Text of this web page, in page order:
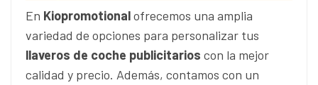
En Kiopromotionalofrecemos una amplia
variedad de opciones para personalizar tus
llaveros de coche publicitarios con la mejor
calidad y precio. Además, contamos con un